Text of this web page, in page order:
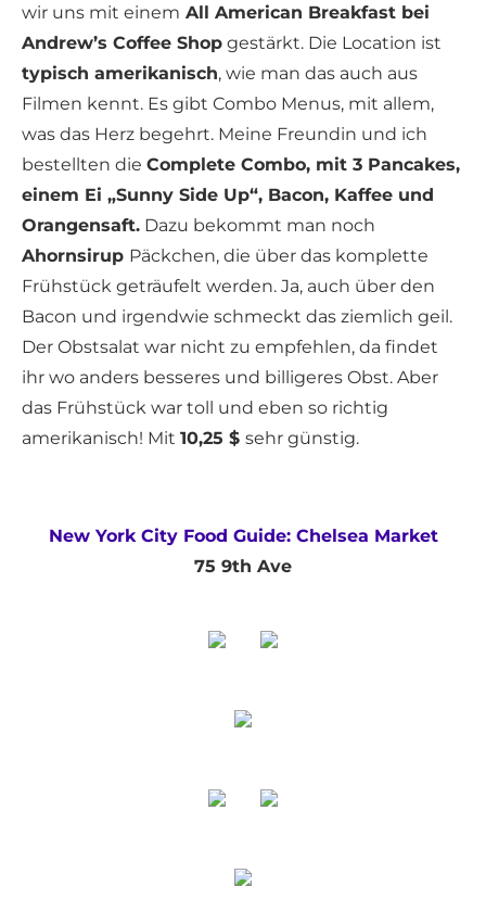
wir uns mit einem All American Breakfast bei
Andrew’s Coffee Shop gestärkt. Die Location ist
typisch amerikanisch, wie man das auch aus
Filmen kennt. Es gibt Combo Menus, mit allem,
was das Herz begehrt. Meine Freundin und ich
bestellten die Complete Combo, mit 3 Pancakes,
einem Ei „Sunny Side Up“, Bacon, Kaffee und
Orangensaft. Dazu bekommt man noch
Ahornsirup Päckchen, die über das komplette
Frühstück geträufelt werden. Ja, auch über den
Bacon und irgendwie schmeckt das ziemlich geil.
Der Obstsalat war nicht zu empfehlen, da findet
ihr wo anders besseres und billigeres Obst. Aber
das Frühstück war toll und eben so richtig
amerikanisch! Mit 10,25 $ sehr günstig.
New York City Food Guide: Chelsea Market
75 9th Ave